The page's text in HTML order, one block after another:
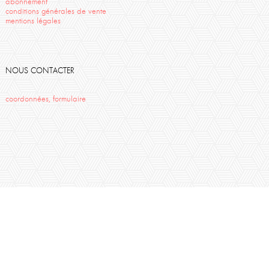
conditions générales de vente
mentions légales
NOUS CONTACTER
coordonnées, formulaire